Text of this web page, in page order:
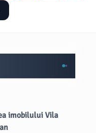
imobilului Vila